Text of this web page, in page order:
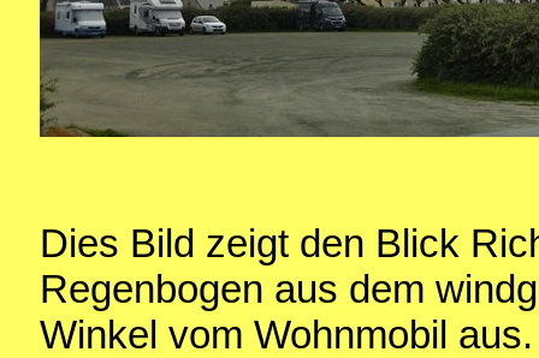
Dies Bild zeigt den Blick
Regenbogen aus dem
Winkel vom Wohnmobil aus.